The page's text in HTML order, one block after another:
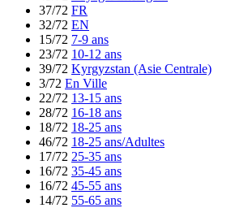
37/72 FR
32/72 EN
15/72 7-9 ans
23/72 10-12 ans
39/72 Kyrgyzstan (Asie Centrale)
3/72 En Ville
22/72 13-15 ans
28/72 16-18 ans
18/72 18-25 ans
46/72 18-25 ans/Adultes
17/72 25-35 ans
16/72 35-45 ans
16/72 45-55 ans
14/72 55-65 ans